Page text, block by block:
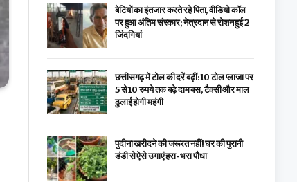
बेटियों का इंतजार करते रहे पिता, वीडियो कॉल
पर हुआ अंतिम संस्कार; नेत्रदान से रोशन हुई 2
जिंदगियां
छत्तीसगढ़ में टोल की दरें बढ़ीं: 10 टोल प्लाजा पर
5 से 10 रुपये तक बढ़े दाम बस, टैक्सी और माल
ढुलाई होगी महंगी
पुदीना खरीदने की जरूरत नहीं! घर की पुरानी
डंडी से ऐसे उगाएं हरा-भरा पौधा